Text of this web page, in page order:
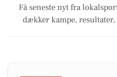
Få seneste nyt fra
dækker kampe,